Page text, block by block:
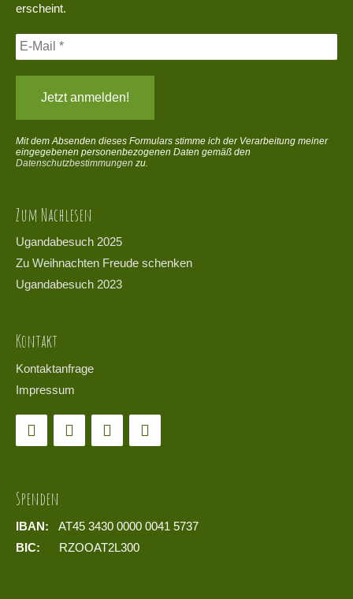
erscheint.
Mit dem Absenden dieses Formulars stimme ich der Verarbeitung meiner
eingegebenen personenbezogenen Daten gemäß den
Datenschutzbestimmungen zu.
Zum Nachlesen
Ugandabesuch 2025
Zu Weihnachten Freude schenken
Ugandabesuch 2023
Kontakt
Kontaktanfrage
Impressum
Spenden
IBAN: AT45 3430 0000 0041 5737
BIC:
RZOOAT2L300